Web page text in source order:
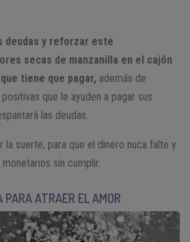
deudas y reforzar este
secas de manzanilla en el cajón
tiene que pagar, además de
que le ayuden a pagar sus
las deudas.
la suerte, para que el dinero nuca falte y
sin cumplir.
PARA ATRAER EL AMOR